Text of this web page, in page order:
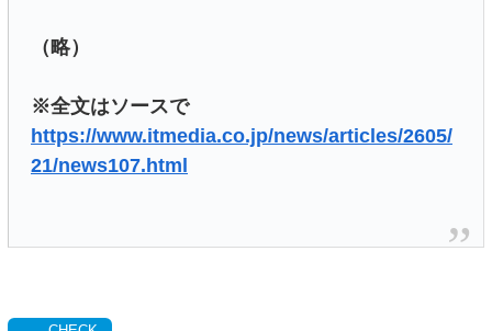
（略）
※全文はソースで
https://www.itmedia.co.jp/news/articles/2605/
21/news107.html